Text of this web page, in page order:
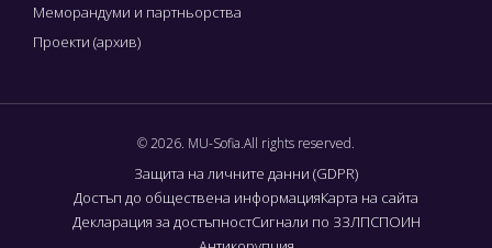
Меморандуми и партньорства
Проекти (архив)
© 2026. MU-Sofia.All rights reserved.
Защита на личните данни (GDPR)
Достъп до обществена информацияКарта на сайта
Декларация за достъпностСигнали по ЗЗЛПСПОИН